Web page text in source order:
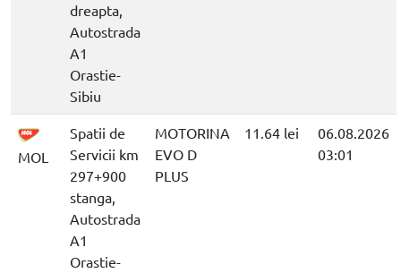
dreapta,
Autostrada
A1
Orastie-
Sibiu
MOL
Spatii de
Servicii km
297+900
stanga,
Autostrada
A1
Orastie-
MOTORINA
EVO D
PLUS
11.64 lei
06.08.2026
03:01